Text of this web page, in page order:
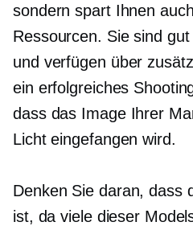
sondern spart Ihnen
Ressourcen. Sie sind gut
und verfügen über
ein erfolgreiches
dass das Image Ihrer
Licht eingefangen wird.
Denken Sie daran, dass
ist, da viele dieser